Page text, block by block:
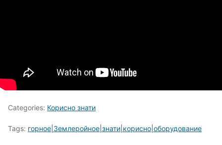
Categories: Корисно знати
Tags: горное|Землеройное|знати|корисно|оборудование